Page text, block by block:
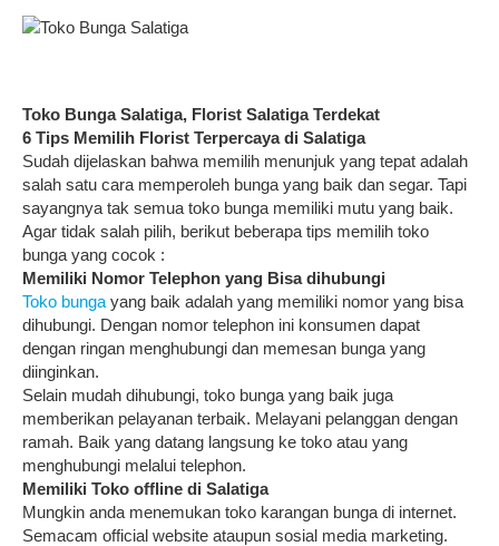
Toko Bunga Salatiga, Florist Salatiga Terdekat
6 Tips Memilih Florist Terpercaya di Salatiga
Sudah dijelaskan bahwa memilih menunjuk yang tepat adalah
salah satu cara memperoleh bunga yang baik dan segar. Tapi
sayangnya tak semua toko bunga memiliki mutu yang baik.
Agar tidak salah pilih, berikut beberapa tips memilih toko
bunga yang cocok :
Memiliki Nomor Telephon yang Bisa dihubungi
Toko bunga yang baik adalah yang memiliki nomor yang bisa
dihubungi. Dengan nomor telephon ini konsumen dapat
dengan ringan menghubungi dan memesan bunga yang
diinginkan.
Selain mudah dihubungi, toko bunga yang baik juga
memberikan pelayanan terbaik. Melayani pelanggan dengan
ramah. Baik yang datang langsung ke toko atau yang
menghubungi melalui telephon.
Memiliki Toko offline di Salatiga
Mungkin anda menemukan toko karangan bunga di internet.
Semacam official website ataupun sosial media marketing.